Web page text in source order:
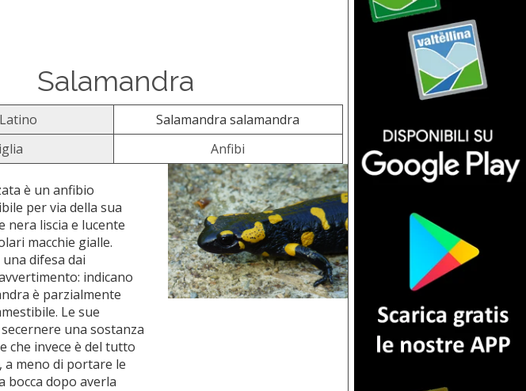
Salamandra
Salamandra salamandra
Anfibi
è un anfibio
per via della sua
nera liscia e lucente
macchie gialle.
difesa dai
indicano
è parzialmente
Le sue
una sostanza
che invece è del tutto
meno di portare le
bocca dopo averla